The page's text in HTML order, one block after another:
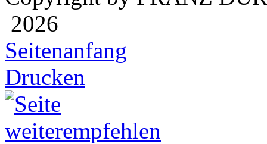
2026
Seitenanfang
Drucken